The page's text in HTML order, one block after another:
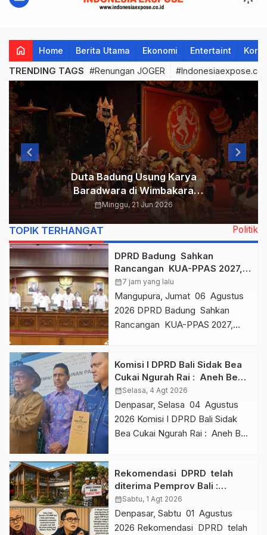
home Home Berita Utama Ekonomi Entertaint
TRENDING TAGS #Renungan JOGER
Indonesia
Expose
|
Berita
Cepat,
Akurat,
dan
Terpercaya
Duta Badung Usung Karya
Baradwara di Wimbakara
Balaganjur Remaja PKB XLVIII
calendar_monthMinggu, 21 Jun 2026
TOPIK TERHANGAT Politik
DPRD Badung Sahkan
Rancangan KUA-PPAS 2027,
Anggaran Tembus Lebih
Dari Rp. 11 Triliun
calendar_month7 jam yang lalu
Mangupura, Jumat 06 Agustus
2026 DPRD Badung Sahkan
Rancangan KUA-PPAS 2027,
indonesiaexpose.co.id —
Dewan Perwakilan Rakyat
Daerah (DPRD) Kabupaten
Badung dan Pemerintah
Kabupaten Badung sepakati
Rancangan Kebijakan Umum
Plafon Anggaran Sementara
Kabupaten Badung tahun
anggaran 2027 di Ruang Sidang
[…]
Komisi I DPRD Bali Sidak Bea
Cukai Ngurah Rai : Aneh Bea
Cukai Tolak berikan List Data
Barang Sitaan
calendar_monthSelasa, 4 Agt 2026
Denpasar, Selasa 04 Agustus
2026 Komisi I DPRD Bali Sidak
Bea Cukai Ngurah Rai : Aneh Bea
Komisi I DPRD Bali I Dewa
Nyoman Rai, didampingi anggota
Komisi I Dr. Somvir dan
Zulfikar,menunjukan barang
Rekomendasi DPRD telah
diterima Pemprov Bali :
Proyek Rp.1,5 Triliun Resmi
Dibuka, Oligarki sangat kuat
Seperti Negara Dalam
calendar_monthSabtu, 1 Agt 2026
Denpasar, Sabtu 01 Agustus
2026 Rekomendasi DPRD telah